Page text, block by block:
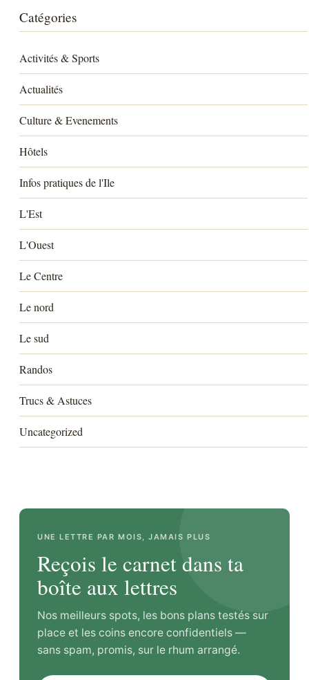
Catégories
Activités & Sports
Actualités
Culture & Evenements
Hôtels
Infos pratiques de l'Ile
L'Est
L'Ouest
Le Centre
Le nord
Le sud
Randos
Trucs & Astuces
Uncategorized
UNE LETTRE PAR MOIS, JAMAIS PLUS
Reçois le carnet dans ta
boîte aux lettres
Nos meilleurs spots, les bons plans testés sur
place et les coins encore confidentiels —
sans spam, promis, sur le rhum arrangé.